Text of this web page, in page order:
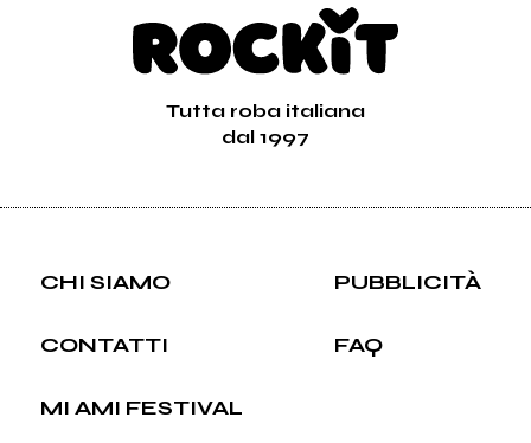
Tutta roba italiana
dal 1997
CHI SIAMO PUBBLICITÀ
CONTATTI FAQ
MI AMI FESTIVAL